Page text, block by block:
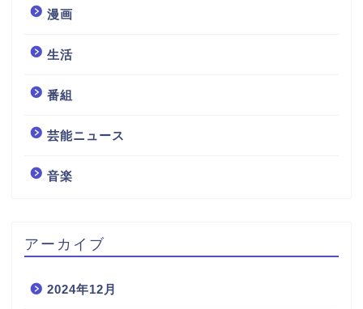
漫画
生活
番組
芸能ニュース
音楽
アーカイブ
2024年12月